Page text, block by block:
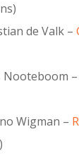
de Valk –
Nooteboom –
Wigman –